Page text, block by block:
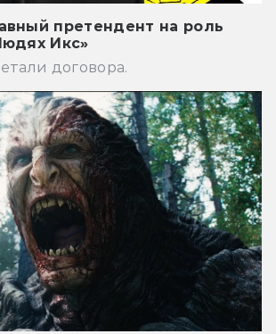
претендент на роль
Икс»
договора.